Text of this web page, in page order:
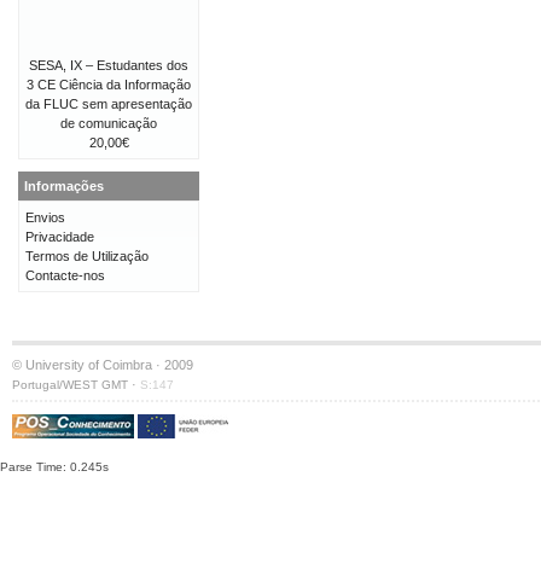
SESA, IX – Estudantes dos
3 CE Ciência da Informação
da FLUC sem apresentação
de comunicação
20,00€
Informações
Envios
Privacidade
Termos de Utilização
Contacte-nos
© University of Coimbra · 2009
Portugal/WEST GMT · S:147
Parse Time: 0.245s